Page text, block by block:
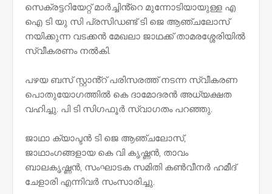
സെക്രട്ടറിയേറ്റ് മാർച്ചിൻ്റെ മുന്നോടിയായുള്ള എ
ഐ ടി യു സി പ്രസിഡണ്ട് ടി ജെ ആഞ്ചലോസ്
നയിക്കുന്ന വടക്കൻ മേഖലാ ജാഥക്ക് താമരശ്ശേരിയിൽ
സ്വീകരണം നൽകി.
പഴയ ബസ് സ്റ്റാൻ്റ് പരിസരത്ത് നടന്ന സ്വീകരണ
പൊതുയോഗത്തിൽ കെ ദാമോദരൻ അധ്യക്ഷത
വഹിച്ചു. പി ടി സിഗഫൂർ സ്വാഗതം പറഞ്ഞു.
ജാഥാ ക്യാപ്ടൻ ടി ജെ ആഞ്ചലോസ്,
ജാഥാംഗങ്ങളായ കെ വി കൃഷ്ണൻ, താവം
ബാലകൃഷ്ണൻ, സംഘാടക സമിതി കൺവീനർ ഹമീദ്
ചേളാരി എന്നിവർ സംസാരിച്ചു.